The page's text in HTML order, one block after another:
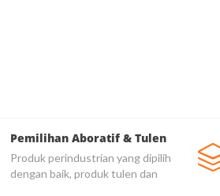
Pemilihan Aboratif & Tulen
Produk perindustrian yang dipilih
dengan baik, produk tulen dan